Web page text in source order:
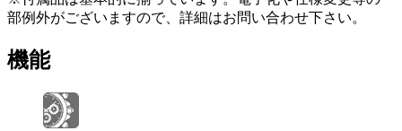
部例外がございますので、詳細はお問い合わせ下さい。
機能